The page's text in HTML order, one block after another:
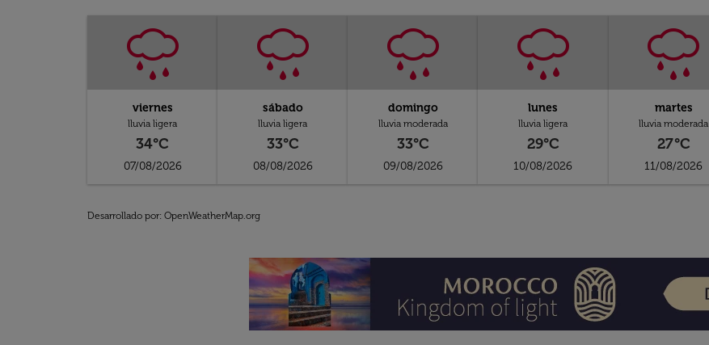
viernes
lluvia ligera
34°C
07/08/2026
sábado
lluvia ligera
33°C
08/08/2026
domingo
lluvia moderada
33°C
09/08/2026
lunes
lluvia ligera
29°C
10/08/2026
martes
lluvia moderada
27°C
11/08/2026
Desarrollado por: OpenWeatherMap.org